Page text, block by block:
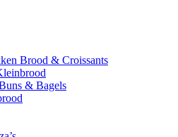
Brood & Croissants
& Bagels